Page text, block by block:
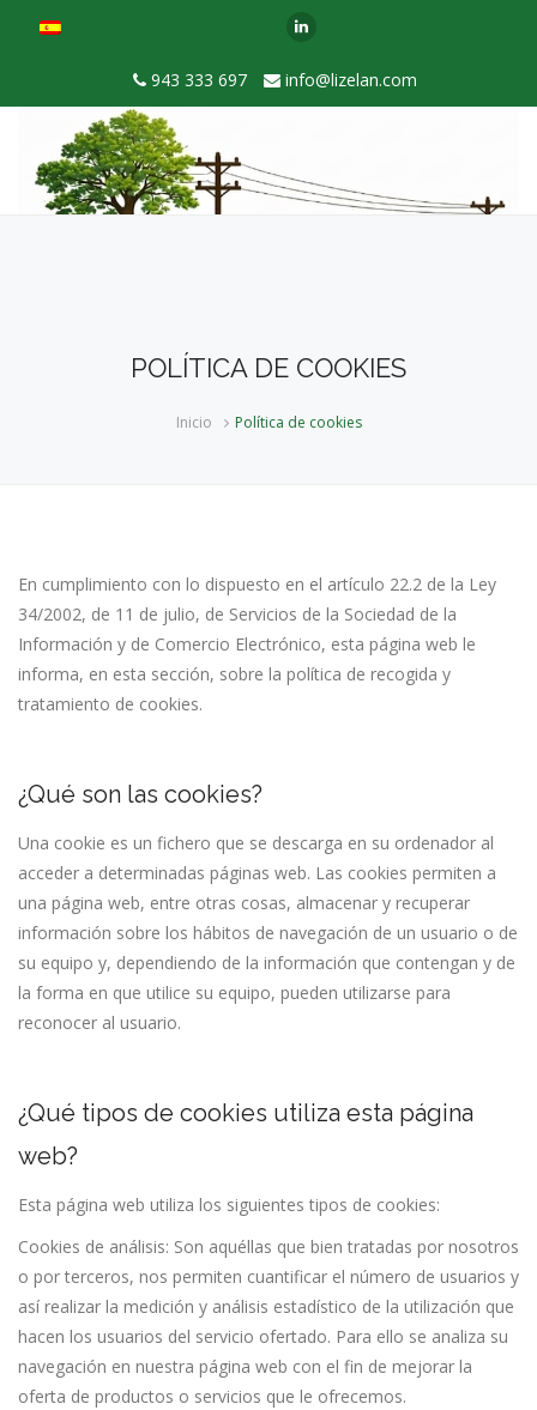
943 333 697 info@lizelan.com
POLÍTICA DE COOKIES
Inicio Política de cookies
En cumplimiento con lo dispuesto en el artículo 22.2 de la Ley
34/2002, de 11 de julio, de Servicios de la Sociedad de la
Información y de Comercio Electrónico, esta página web le
informa, en esta sección, sobre la política de recogida y
tratamiento de cookies.
¿Qué son las cookies?
Una cookie es un fichero que se descarga en su ordenador al
acceder a determinadas páginas web. Las cookies permiten a
una página web, entre otras cosas, almacenar y recuperar
información sobre los hábitos de navegación de un usuario o de
su equipo y, dependiendo de la información que contengan y de
la forma en que utilice su equipo, pueden utilizarse para
reconocer al usuario.
¿Qué tipos de cookies utiliza esta página
web?
Esta página web utiliza los siguientes tipos de cookies:
Cookies de análisis: Son aquéllas que bien tratadas por nosotros
o por terceros, nos permiten cuantificar el número de usuarios y
así realizar la medición y análisis estadístico de la utilización que
hacen los usuarios del servicio ofertado. Para ello se analiza su
navegación en nuestra página web con el fin de mejorar la
oferta de productos o servicios que le ofrecemos.